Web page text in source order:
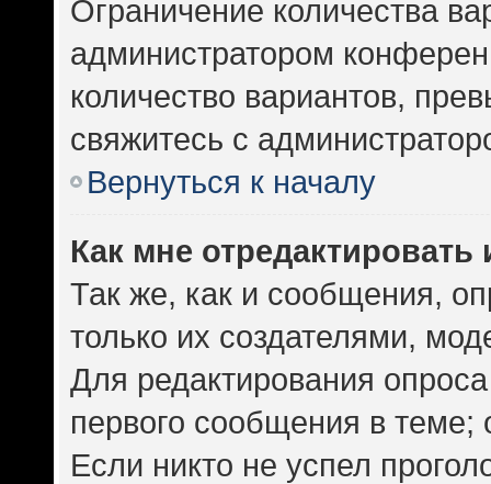
Ограничение количества
администратором
количество вариантов,
свяжитесь с
Вернуться к началу
Как мне
Так же, как и сообщения,
только их создателями,
Для редактирования
первого сообщения в теме;
Если никто не успел